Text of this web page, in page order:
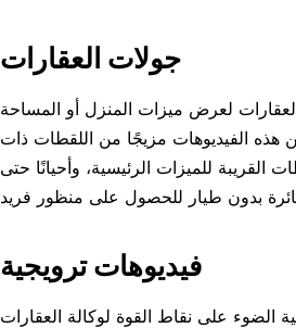
جولات العقارات
لعرض ميزات المنزل أو المساحة
هذه الفيديوهات مزيجًا من اللقطات ذات
القريبة للميزات الرئيسية، وأحيانًا حتى
فيديوهات ترويجية
الضوء على نقاط القوة لوكالة العقارات